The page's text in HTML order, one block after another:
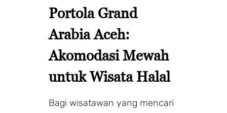
Portola Grand
Arabia Aceh:
Akomodasi Mewah
untuk Wisata Halal
Bagi wisatawan yang mencari